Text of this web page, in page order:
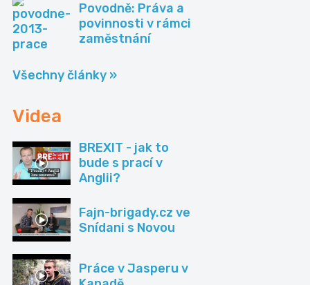
Povodně: Práva a
povinnosti v rámci
zaměstnání
Všechny články »
Videa
BREXIT - jak to
bude s prací v
Anglii?
Fajn-brigady.cz ve
Snídani s Novou
Práce v Jasperu v